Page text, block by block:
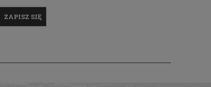
ZAPISZ SIĘ